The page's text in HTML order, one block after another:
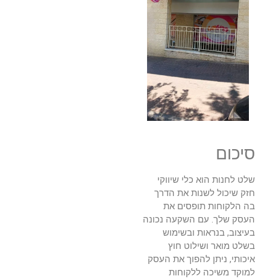
סיכום
שלט לחנות הוא כלי שיווקי
חזק שיכול לשנות את הדרך
בה הלקוחות תופסים את
העסק שלך. עם השקעה נכונה
בעיצוב, בנראות ובשימוש
בשלט מואר ושילוט חוץ
איכותי, ניתן להפוך את העסק
למוקד משיכה ללקוחות